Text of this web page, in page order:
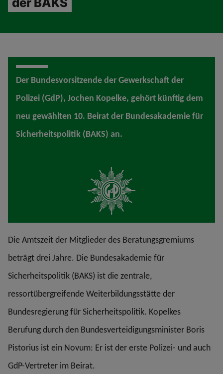
der BAKS
Der Bundesvorsitzende der Gewerkschaft der
Polizei (GdP), Jochen Kopelke, gehört künftig dem
neu gewählten 10. Beirat der Bundesakademie für
Sicherheitspolitik (BAKS) an.
Die Amtszeit der Mitglieder des Beratungsgremiums
beträgt drei Jahre. Die Bundesakademie für
Sicherheitspolitik (BAKS) ist die zentrale,
ressortübergreifende Weiterbildungsstätte der
Bundesregierung für Sicherheitspolitik. Kopelkes
Berufung durch den Bundesverteidigungsminister Boris
Pistorius ist ein Novum: Er ist der erste Polizei- und auch
GdP-Vertreter im Beirat.